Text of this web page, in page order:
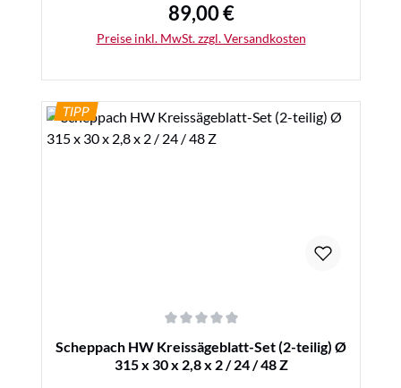
Regulärer Preis:
89,00 €
Preise inkl. MwSt. zzgl. Versandkosten
TIPP
Durchschnittliche Bewertung von 0 von 5 Sternen
Scheppach HW Kreissägeblatt-Set (2-teilig) Ø
315 x 30 x 2,8 x 2 / 24 / 48 Z